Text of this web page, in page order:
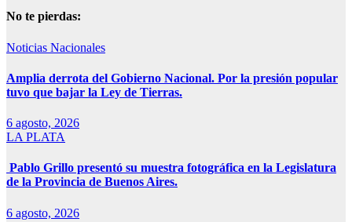
No te pierdas:
Noticias Nacionales
Amplia derrota del Gobierno Nacional. Por la presión popular
tuvo que bajar la Ley de Tierras.
6 agosto, 2026
LA PLATA
Pablo Grillo presentó su muestra fotográfica en la Legislatura
de la Provincia de Buenos Aires.
6 agosto, 2026